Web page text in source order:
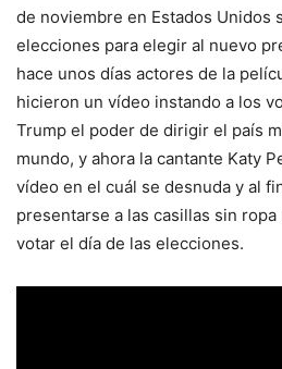
de noviembre en Estados Unidos
elecciones para elegir al nuevo
hace unos días actores de la
hicieron un vídeo instando a los
Trump el poder de dirigir el país
mundo, y ahora la cantante Katy
vídeo en el cuál se desnuda y al
presentarse a las casillas sin
votar el día de las elecciones.